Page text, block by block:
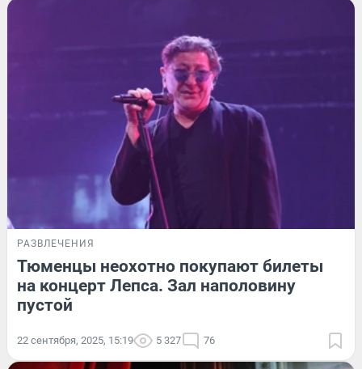
РАЗВЛЕЧЕНИЯ
Тюменцы неохотно покупают билеты
на концерт Лепса. Зал наполовину
пустой
22 сентября, 2025, 15:19 5 327 76